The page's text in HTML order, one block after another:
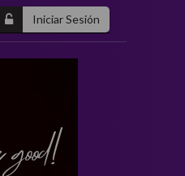
Iniciar Sesión